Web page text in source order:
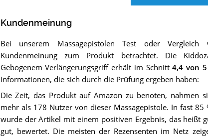
Kundenmeinung
Bei unserem Massagepistolen Test oder Vergleich
Kundenmeinung zum Produkt betrachtet.
Die
Gebogenem Verlängerungsgrifferhält im Schnitt4,4 von
Informationen, die sich durch die Prüfung ergeben haben:
Die Zeit, das Produkt auf Amazon zu benoten, nahmen
mehr als 178 Nutzer von dieser Massagepistole. In fast 85
wurde der Artikel mit einem positiven Ergebnis, das heißt
gut, bewertet. Die meisten der Rezensenten im Netz